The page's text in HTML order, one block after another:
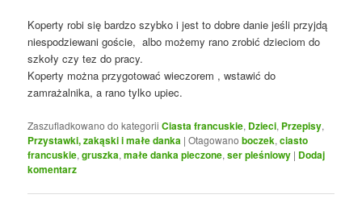
Koperty robi się bardzo szybko i jest to dobre danie jeśli przyjdą
niespodziewani goście, albo możemy rano zrobić dzieciom do
szkoły czy tez do pracy.
Koperty można przygotować wieczorem , wstawić do
zamrażalnika, a rano tylko upiec.
Zaszufladkowano do kategorii Ciasta francuskie, Dzieci, Przepisy,
Przystawki, zakąski i małe danka |Otagowano boczek,ciasto
francuskie,gruszka,małe danka pieczone,ser pleśniowy | Dodaj
komentarz